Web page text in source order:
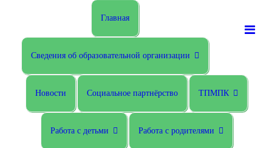
Главная
Сведения об образовательной организации
Новости Социальное партнёрство ТПМПК
Работа с детьми Работа с родителями